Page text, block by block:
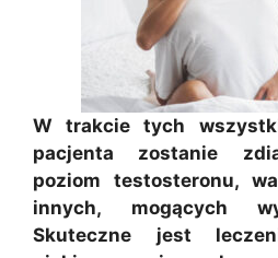
W trakcie tych
pacjenta zostanie
poziom testosteronu,
innych, mogących
Skuteczne jest